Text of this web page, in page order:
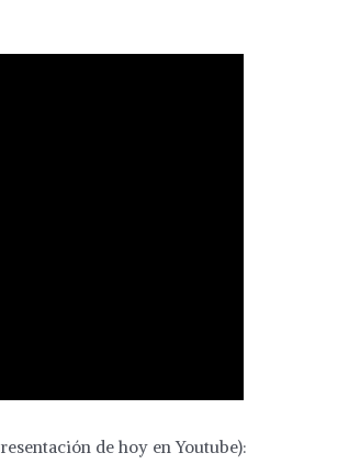
de hoy en Youtube):